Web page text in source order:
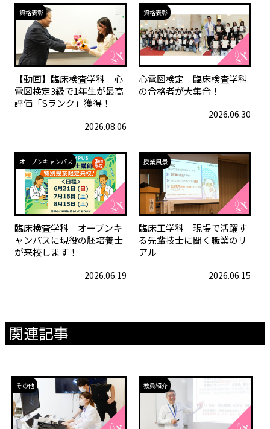
資格表彰
【動画】臨床検査学科 心
電図検定3級で1年生が最高
評価「Sランク」獲得！
2026.08.06
資格表彰
心電図検定 臨床検査学科
の合格者が大集合！
2026.06.30
オープンキャンパス
臨床検査学科 オープンキ
ャンパスに現役の胚培養士
が来校します！
2026.06.19
授業風景
臨床工学科 現場で活躍す
る先輩技士に聞く職業のリ
アル
2026.06.15
関連記事
その他 教員紹介